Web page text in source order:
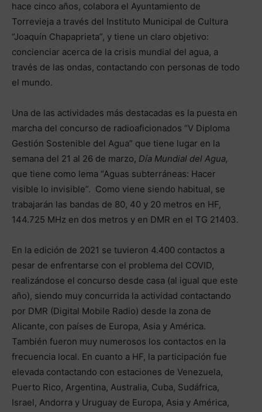
hace cinco años, colabora el Ayuntamiento de
Torrevieja a través del Instituto Municipal de Cultura
“Joaquín Chapaprieta”, y tiene un claro objetivo:
concienciar acerca de la crisis mundial del agua, a
través de las ondas, contactando con personas de todo
el mundo.
Una de las actividades más destacadas es la puesta en
marcha del concurso de radioaficionados “V Diploma
Gestión Sostenible del Agua” que tiene lugar en la
semana del 21 al 26 de marzo, Día Mundial del Agua,
que tiene como lema “Aguas subterráneas: Hacer
visible lo invisible”. Como viene siendo habitual, se
trabajarán las bandas de 80, 40 y 20 metros en HF,
144.725 MHz en dos metros y en DMR en el TG 21403.
En la edición de 2021 se tuvieron 4.400 contactos a
pesar de enfrentarse con el problema del COVID,
realizándose el concurso desde casa (al igual que este
año), siendo muy concurrida la actividad contactando
por DMR (Digital Mobile Radio) desde la zona de
Alicante, con países de Europa, Asia y América.
También fueron muy numerosos los contactos en la
frecuencia local. En cuanto a HF, la participación fue
elevada contactando con estaciones de Venezuela,
Puerto Rico, Argentina, Australia, Cuba, Sudáfrica,
Israel, Andorra y Uruguay de Europa, Asia y América,